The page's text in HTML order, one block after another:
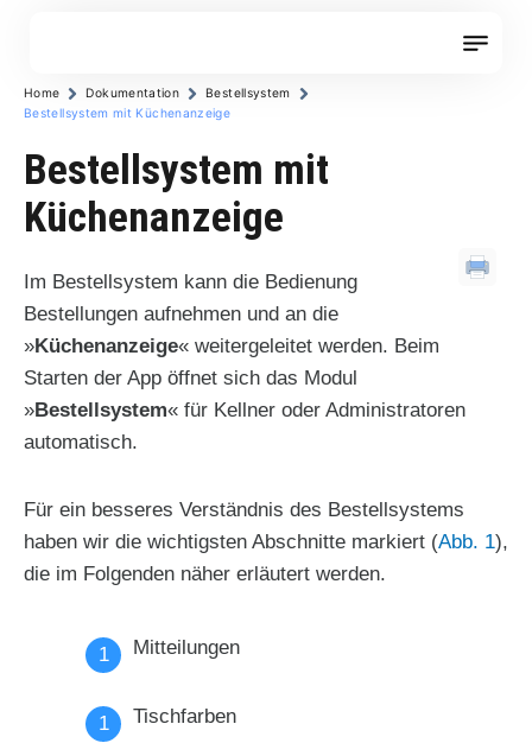
Home Dokumentation
Bestellsystem
Bestellsystem mit Küchenanzeige
Bestellsystem mit
Küchenanzeige
Im Bestellsystem kann die Bedienung
Bestellungen aufnehmen und an die
»Küchenanzeige« weitergeleitet werden. Beim
Starten der App öffnet sich das Modul
»Bestellsystem« für Kellner oder Administratoren
automatisch.
Für ein besseres Verständnis des Bestellsystems
haben wir die wichtigsten Abschnitte markiert (Abb. 1),
die im Folgenden näher erläutert werden.
Mitteilungen
Tischfarben